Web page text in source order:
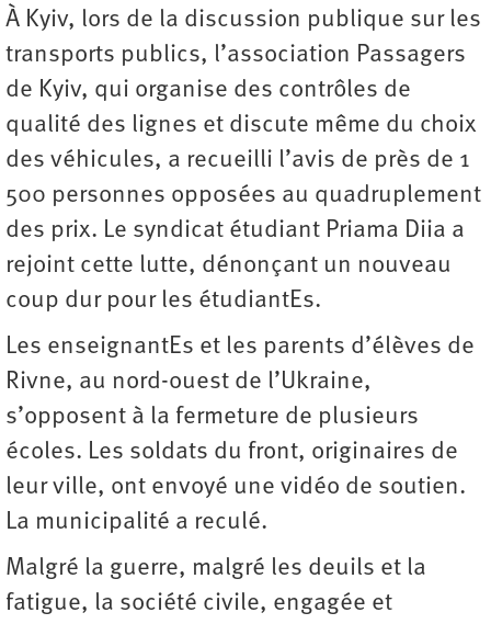
À Kyiv, lors de la discussion publique sur les
transports publics, l’association Passagers
de Kyiv, qui organise des contrôles de
qualité des lignes et discute même du choix
des véhicules, a recueilli l’avis de près de 1
500 personnes opposées au quadruplement
des prix. Le syndicat étudiant Priama Diia a
rejoint cette lutte, dénonçant un nouveau
coup dur pour les étudiantEs.
Les enseignantEs et les parents d’élèves de
Rivne, au nord-ouest de l’Ukraine,
s’opposent à la fermeture de plusieurs
écoles. Les soldats du front, originaires de
leur ville, ont envoyé une vidéo de soutien.
La municipalité a reculé.
Malgré la guerre, malgré les deuils et la
fatigue, la société civile, engagée et